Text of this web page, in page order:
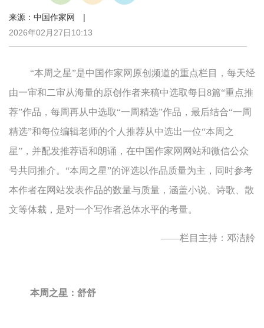
来源：中国作家网 |
2026年02月27日10:13
“本周之星”是中国作家网原创频道的重点栏目，每天经
由一审和二审从海量的原创作者来稿中选取每日8篇“重点推
荐”作品，每周再从中选取“一周精选”作品，最后结合“一周
精选”和每位编辑老师的个人推荐从中选出一位“本周之
星”，并配发推荐语和朗诵，在中国作家网网站和微信公众
号共同推介。“本周之星”的评选以作品质量为主，同时参考
本作者在网站发表作品的数量与质量，涵盖小说、诗歌、散
文等体裁，是对一个写作者总体水平的考量。
——栏目主持：邓洁舲
本周之星：舒舒